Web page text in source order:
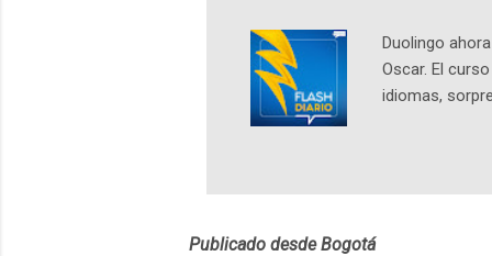
Duolingo
Oscar. El
idiomas,
estará
personajes
Publicado desde Bogotá